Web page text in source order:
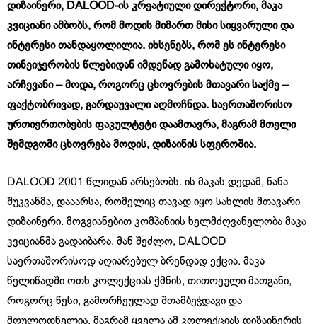
დიზაინერი, DALOOD-ის კრეატიული დირექტორი, მაკა
კვიციანი ამბობს, რომ მოდის მიმართ მისი სიყვარული და
ინტერესი თანდაყოლილია. იხსენებს, რომ ეს ინტერესი
თინეიჯერობის წლებიდან იმდენად გამოხატული იყო,
არჩევანი – მოდა, როგორც ცხოვრების მთავარი საქმე –
ფაქტობრივად, გარდაუვალი აღმოჩნდა. საერთაშორისო
ურთიერთობების ფაკულტეტი დაამთავრა, მაგრამ მთელი
შემდგომი ცხოვრება მოდის, დიზაინის სფეროშია.
DALOOD 2001 წლიდან არსებობს. ის მაკას დედამ, ნანა
შუკვანმა, დააარსა, რომელიც თავად იყო სახლის მთავარი
დიზაინერი. მოგვიანებით კომპანიის ხელმძღვანელობა მაკა
კვიციანმა გადაიბარა. მან შეძლო, DALOOD
საერთაშორისოდ აღიარებულ ბრენდად ექცია. მაკა
წელიწადში ოთხ კოლექციას ქმნის, თითოეული მათგანი,
როგორც წესი, გამორჩეულად შთამბეჭდავი და
მოულოდნელია, მაგრამ ყველა ამ კოლექციას დიზაინერის